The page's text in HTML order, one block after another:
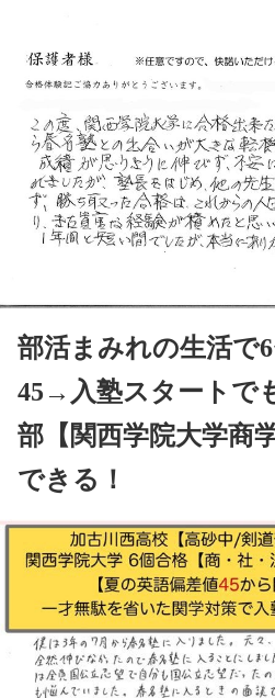
部活まみれの生活で
45→入塾スタートで
部【関西学院大学商
できる！